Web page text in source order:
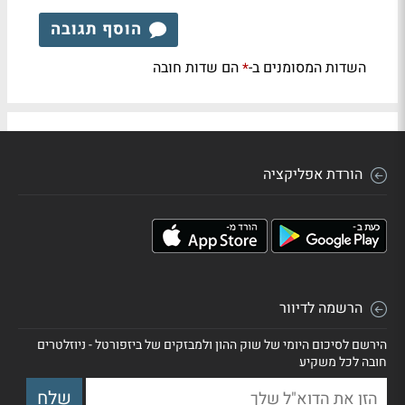
הוסף תגובה
השדות המסומנים ב-*הם שדות חובה
הורדת אפליקציה
הרשמה לדיוור
הירשם לסיכום היומי של שוק ההון ולמבזקים של ביזפורטל - ניוזלטרים
חובה לכל משקיע